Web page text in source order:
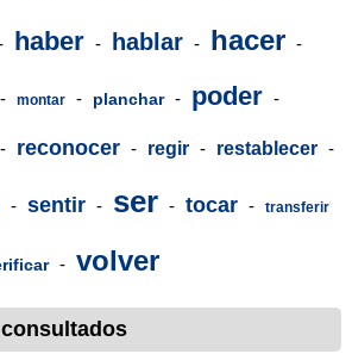
haber - hablar - hacer -
- montar - planchar - poder -
- reconocer - regir - restablecer -
- sentir - ser - tocar - transferir
- volver